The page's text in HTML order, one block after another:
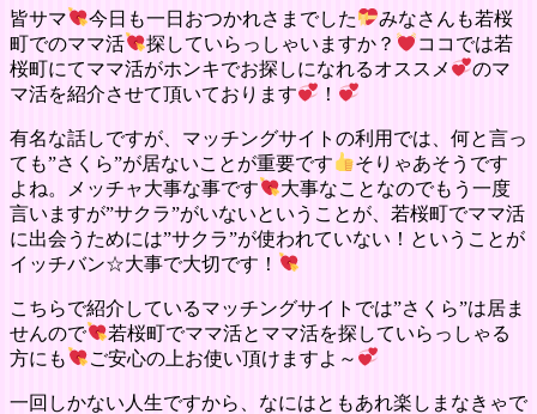
皆サマ 今日も一日おつかれさまでした
みなさんも若桜
町でのママ活
探していらっしゃいますか？
ココでは若
桜町にてママ活がホンキでお探しになれるオススメ
のマ
マ活を紹介させて頂いております
！
有名な話しですが、マッチングサイトの利用では、何と言っ
ても”さくら”が居ないことが重要です
そりゃあそうです
よね。メッチャ大事な事です
大事なことなのでもう一度
言いますが”サクラ”がいないということが、若桜町でママ活
に出会うためには”サクラ”が使われていない！ということが
イッチバン☆大事で大切です！
こちらで紹介しているマッチングサイトでは”さくら”は居ま
せんので
若桜町でママ活とママ活を探していらっしゃる
方にも
ご安心の上お使い頂けますよ～
一回しかない人生ですから、なにはともあれ楽しまなきゃで